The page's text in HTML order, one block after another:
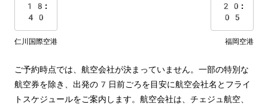
18:
40
20:
05
仁川国際空港 福岡空港
ご予約時点では、航空会社が決まっていません。一部の特別な
航空券を除き、出発の7日前ごろを目安に航空会社名とフライ
トスケジュールをご案内します。航空会社は、チェジュ航空、